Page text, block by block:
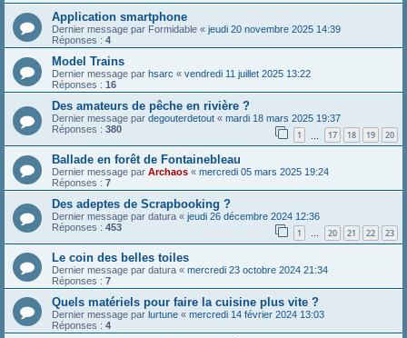
Application smartphone
Dernier message par Formidable « jeudi 20 novembre 2025 14:39
Réponses : 4
Model Trains
Dernier message par hsarc « vendredi 11 juillet 2025 13:22
Réponses : 16
Des amateurs de pêche en rivière ?
Dernier message par degouterdetout « mardi 18 mars 2025 19:37
Réponses : 380 1 17 18 19 20
Ballade en forêt de Fontainebleau
Dernier message par Archaos « mercredi 05 mars 2025 19:24
Réponses : 7
Des adeptes de Scrapbooking ?
Dernier message par datura « jeudi 26 décembre 2024 12:36
Réponses : 453 1 … 20 21 22 23
Le coin des belles toiles
Dernier message par datura « mercredi 23 octobre 2024 21:34
Réponses : 7
Quels matériels pour faire la cuisine plus vite ?
Dernier message par lurtune « mercredi 14 février 2024 13:03
Réponses : 4